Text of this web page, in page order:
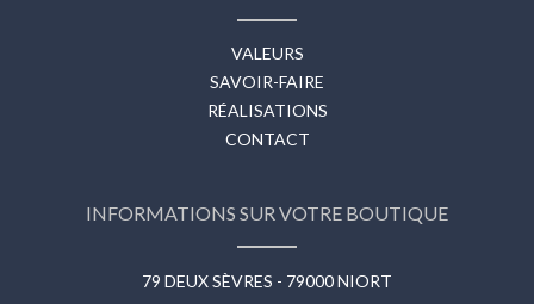
VALEURS
SAVOIR-FAIRE
RÉALISATIONS
CONTACT
INFORMATIONS SUR VOTRE BOUTIQUE
79 DEUX SÈVRES - 79000 NIORT